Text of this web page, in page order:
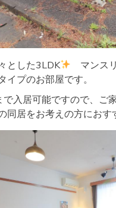
とした3LDK
マンス
イプのお部屋です。
入居可能ですので、ご
同居をお考えの方におす